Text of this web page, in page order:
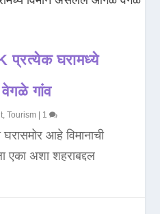
घरामध्ये
गांव
,Tourism 1
आहे विमानाची
एका अशा शहराबद्दल